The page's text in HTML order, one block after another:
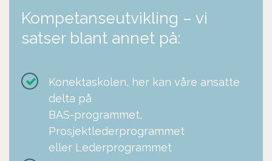
Kompetanseutvikling – vi
satser blant annet på:
Konektaskolen, her kan våre ansatte
delta på
BAS-programmet,
Prosjektlederprogrammet
eller Lederprogrammet